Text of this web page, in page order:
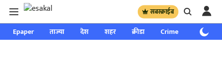
सबस्क्राईब
Epaper ताज्या देश शहर क्रीडा Crime साप्ताहिक